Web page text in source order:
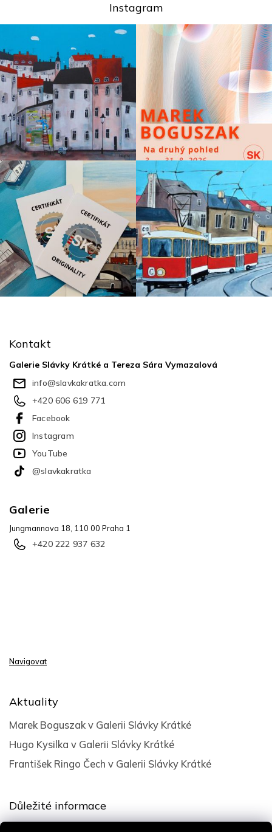
Instagram
Kontakt
Galerie Slávky Krátké a Tereza Sára Vymazalová
info@slavkakratka.com
+420 606 619 771
Facebook
Instagram
YouTube
@slavkakratka
Galerie
Jungmannova 18, 110 00 Praha 1
+420 222 937 632
Navigovat
Aktuality
Marek Boguszak v Galerii Slávky Krátké
Hugo Kysilka v Galerii Slávky Krátké
František Ringo Čech v Galerii Slávky Krátké
Důležité informace